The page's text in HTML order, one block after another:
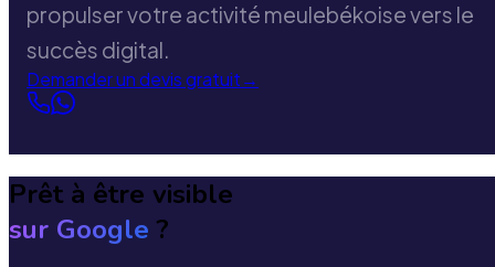
propulser votre activité meulebékoise vers le
succès digital.
Demander un devis gratuit→
Prêt à être visible
sur Google ?